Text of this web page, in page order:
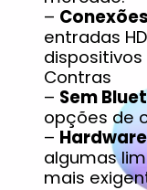
–
entradas
Contras
– Sem
opções de
–
algumas
mais